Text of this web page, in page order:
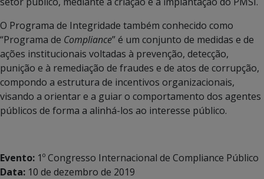
O Programa de Integridade também conhecido como
“Programa de Compliance” é um conjunto de medidas e de
ações institucionais voltadas à prevenção, detecção,
punição e à remediação de fraudes e de atos de corrupção,
compondo a estrutura de incentivos organizacionais,
visando a orientar e a guiar o comportamento dos agentes
públicos de forma a alinhá-los ao interesse público.
Evento: 1º Congresso Internacional de Compliance Público
Data: 10 de dezembro de 2019